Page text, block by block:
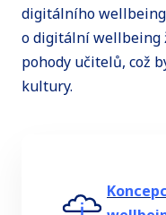
digitálního
o digitální wellbeing
pohody učitelů, což
kultury.